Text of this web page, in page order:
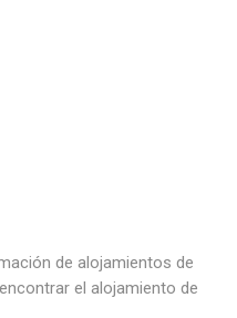
de alojamientos de
el alojamiento de